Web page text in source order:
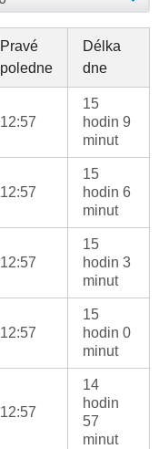
Pravé
poledne
Délka
dne
12:57
15
hodin 9
minut
12:57
15
hodin 6
minut
12:57
15
hodin 3
minut
12:57
15
hodin 0
minut
12:57
14
hodin
57
minut